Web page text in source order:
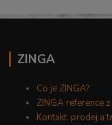
ZINGA
Co je ZINGA?
ZINGA reference
Kontakt: prodej a